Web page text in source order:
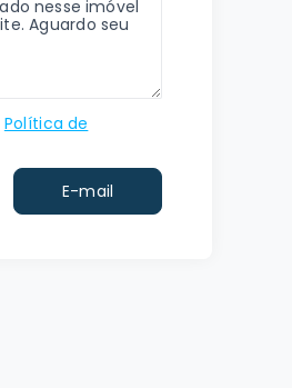
Política de
E-mail